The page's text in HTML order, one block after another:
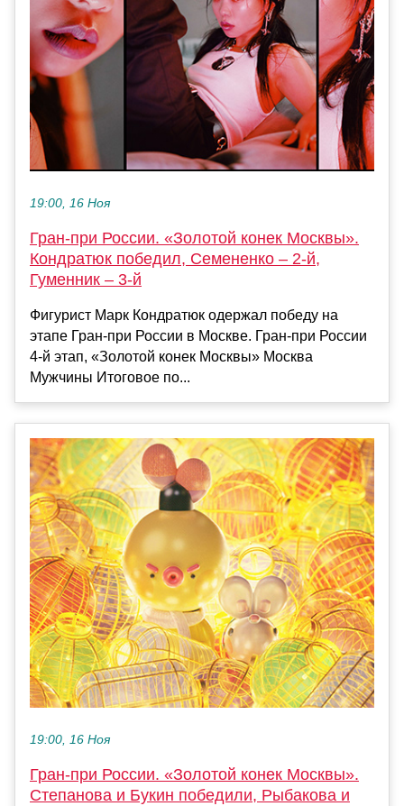
19:00, 16 Ноя
Гран-при России. «Золотой конек Москвы».
Кондратюк победил, Семененко – 2-й,
Гуменник – 3-й
Фигурист Марк Кондратюк одержал победу на
этапе Гран-при России в Москве. Гран-при России
4-й этап, «Золотой конек Москвы» Москва
Мужчины Итоговое по...
19:00, 16 Ноя
Гран-при России. «Золотой конек Москвы».
Степанова и Букин победили, Рыбакова и